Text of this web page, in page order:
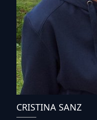
CRISTINA SANZ